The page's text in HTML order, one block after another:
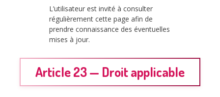
L’utilisateur est invité à consulter
régulièrement cette page afin de
prendre connaissance des éventuelles
mises à jour.
Article 23 — Droit applicable